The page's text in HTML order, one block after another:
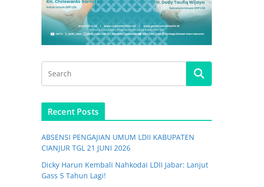
Recent Posts
ABSENSI PENGAJIAN UMUM LDII KABUPATEN
CIANJUR TGL 21 JUNI 2026
Dicky Harun Kembali Nahkodai LDII Jabar: Lanjut
Gass 5 Tahun Lagi!